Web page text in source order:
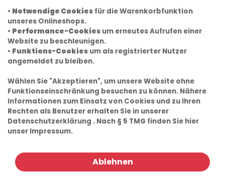
• Notwendige Cookies für die Warenkorbfunktion
unseres Onlineshops.
• Performance-Cookies um erneutes Aufrufen einer
Website zu beschleunigen.
• Funktions-Cookies um als registrierter Nutzer
angemeldet zu bleiben.
Wählen Sie "Akzeptieren", um unsere Website ohne
Funktionseinschränkung besuchen zu können. Nähere
Informationen zum Einsatz von Cookies und zu Ihren
Rechten als Benutzer erhalten Sie in unserer
Datenschutzerklärung . Nach § 5 TMG finden Sie hier
unser Impressum.
Ablehnen